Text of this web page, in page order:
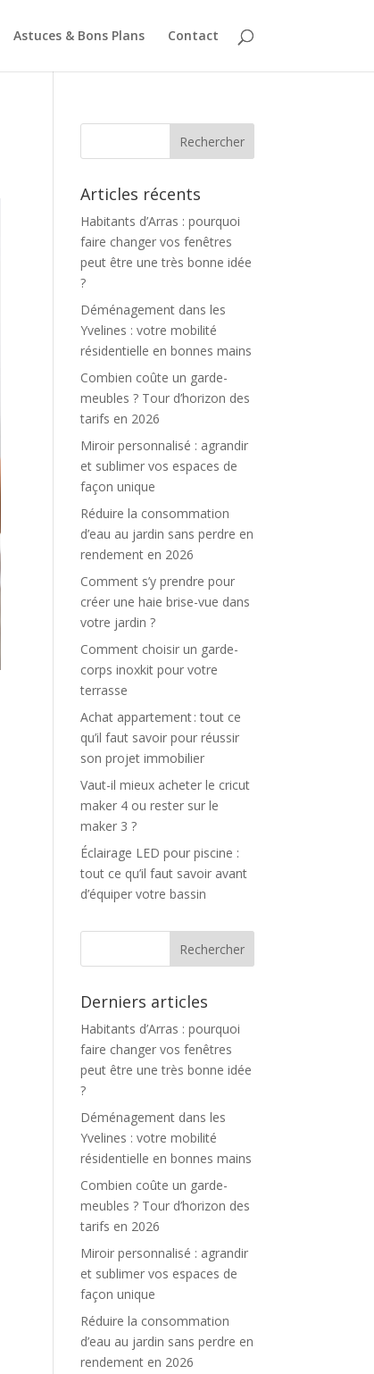
Astuces & Bons Plans Contact
Articles récents
Habitants d’Arras : pourquoi
faire changer vos fenêtres
peut être une très bonne idée
?
Déménagement dans les
Yvelines : votre mobilité
résidentielle en bonnes mains
Combien coûte un garde-
meubles ? Tour d’horizon des
tarifs en 2026
Miroir personnalisé : agrandir
et sublimer vos espaces de
façon unique
Réduire la consommation
d’eau au jardin sans perdre en
rendement en 2026
Comment s’y prendre pour
créer une haie brise-vue dans
votre jardin ?
Comment choisir un garde-
corps inoxkit pour votre
terrasse
Achat appartement : tout ce
qu’il faut savoir pour réussir
son projet immobilier
Vaut-il mieux acheter le cricut
maker 4 ou rester sur le
maker 3 ?
Éclairage LED pour piscine :
tout ce qu’il faut savoir avant
d’équiper votre bassin
Derniers articles
Habitants d’Arras : pourquoi
faire changer vos fenêtres
peut être une très bonne idée
?
Déménagement dans les
Yvelines : votre mobilité
résidentielle en bonnes mains
Combien coûte un garde-
meubles ? Tour d’horizon des
tarifs en 2026
Miroir personnalisé : agrandir
et sublimer vos espaces de
façon unique
Réduire la consommation
d’eau au jardin sans perdre en
rendement en 2026